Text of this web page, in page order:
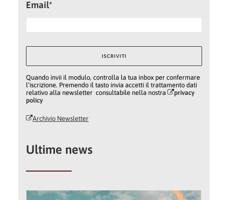
Email*
Quando invii il modulo, controlla la tua inbox per confermare
l’iscrizione. Premendo il tasto invia accetti il trattamento dati
relativo alla newsletter consultabile nella nostra
privacy
policy
Archivio Newsletter
Ultime news